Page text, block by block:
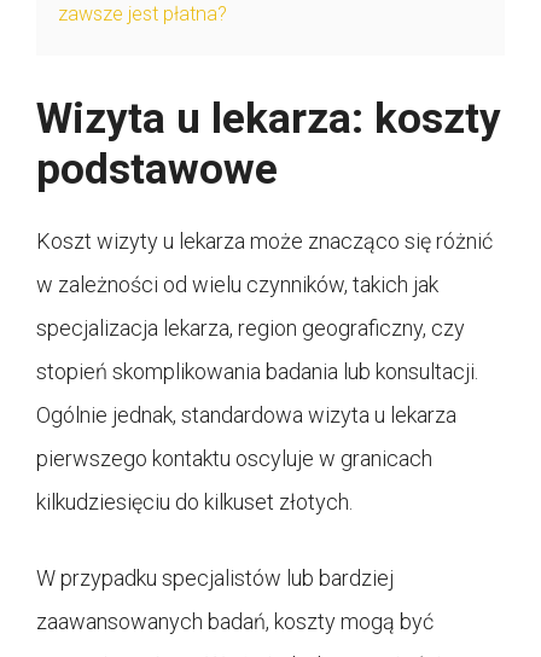
zawsze jest płatna?
Wizyta u lekarza: koszty
podstawowe
Koszt wizyty u lekarza może znacząco się różnić
w zależności od wielu czynników, takich jak
specjalizacja lekarza, region geograficzny, czy
stopień skomplikowania badania lub konsultacji.
Ogólnie jednak, standardowa wizyta u lekarza
pierwszego kontaktu oscyluje w granicach
kilkudziesięciu do kilkuset złotych.
W przypadku specjalistów lub bardziej
zaawansowanych badań, koszty mogą być